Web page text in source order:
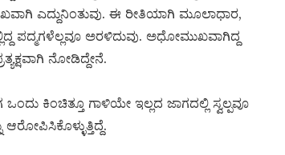
ಎದ್ದುನಿಂತುವು. ಈ ರೀತಿಯಾಗಿ ಮೂಲಾಧಾರ,
ಪದ್ಮಗಳೆಲ್ಲವೂ ಅರಳಿದುವು. ಅಧೋಮುಖವಾಗಿದ್ದ
ನೋಡಿದ್ದೇನೆ.
ಕಿಂಚಿತ್ತೂ ಗಾಳಿಯೇ ಇಲ್ಲದ ಜಾಗದಲ್ಲಿ ಸ್ವಲ್ಪವೂ